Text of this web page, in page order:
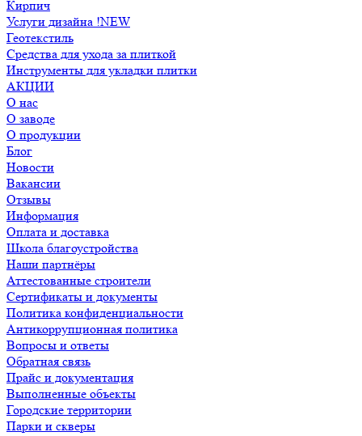
Кирпич
Услуги дизайна !NEW
Геотекстиль
Средства для ухода за плиткой
Инструменты для укладки плитки
АКЦИИ
О нас
О заводе
О продукции
Блог
Новости
Вакансии
Отзывы
Информация
Оплата и доставка
Школа благоустройства
Наши партнёры
Аттестованные строители
Сертификаты и документы
Политика конфиденциальности
Антикоррупционная политика
Вопросы и ответы
Обратная связь
Прайс и документация
Выполненные объекты
Городские территории
Парки и скверы